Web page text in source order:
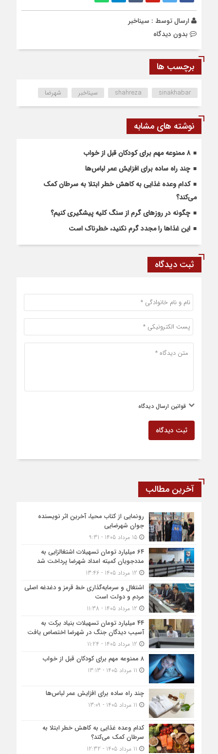
ارسال توسط : سیناخبر
بدون دیدگاه
برچسب ها
shahreza sinakhabar سیناخبر شهرضا
نوشته های مشابه
۸ ممنوعه مهم برای کودکان قبل از خواب
چند راه ساده برای افزایش عمر لباس‌ها
کدام وعده غذایی به کاهش خطر ابتلا به سرطان کمک
می‌کند؟
چگونه در روزهای گرم از سنگ کلیه پیشگیری کنیم؟
این غذاها را مجدد گرم نکنید، خطرناک است
ثبت دیدگاه
قوانین ارسال دیدگاه
ثبت دیدگاه
آخرین مطالب
رونمایی از کتاب محیا، آخرین اثر نویسنده
جوان شهرضایی
15 مرداد 1405 - 9:31
۶۴ میلیارد تومان تسهیلات اشتغالزایی به
مددجویان کمیته امداد شهرضا پرداخت شد
اشتغال و سرمایه‌گذاری خط قرمز و دغدغه اصلی
مردم و دولت است
۴۴ میلیارد تومان تسهیلات بنیاد برکت به
آسیب دیدگان جنگ در شهرضا اختصاص یافت
۸ ممنوعه مهم برای کودکان قبل از خواب
چند راه ساده برای افزایش عمر لباس‌ها
کدام وعده غذایی به کاهش خطر ابتلا به
سرطان کمک می‌کند؟